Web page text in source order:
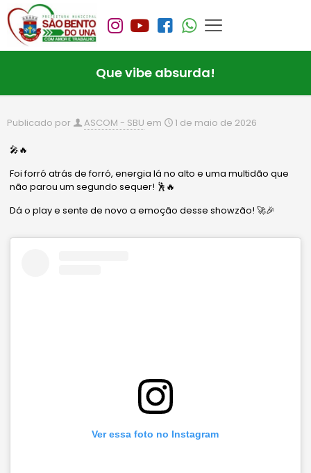
Que vibe absurda!
Publicado por ASCOM - SBU em 1 de maio de 2026
🎤🔥
Foi forró atrás de forró, energia lá no alto e uma multidão que
não parou um segundo sequer! 🕺🔥
Dá o play e sente de novo a emoção desse showzão! 🚀🎉
Ver essa foto no Instagram